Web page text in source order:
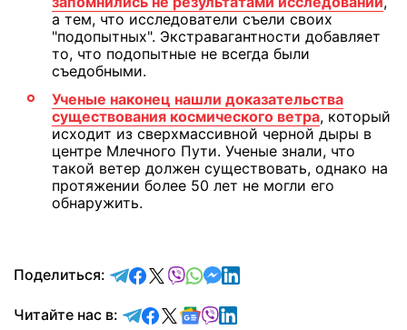
а тем, что исследователи съели своих
"подопытных". Экстравагантности добавляет
то, что подопытные не всегда были
съедобными.
Ученые наконец нашли доказательства
существования космического ветра, который
исходит из сверхмассивной черной дыры в
центре Млечного Пути. Ученые знали, что
такой ветер должен существовать, однако на
протяжении более 50 лет не могли его
обнаружить.
Поделиться: отправить в Telegram
поделиться в Facebook
поделиться в X
отправить в Viber
отправить в Whatsapp
отправить в Messenger
отправить в LinkedIn
Читайте нас в: Читайте в Telegram
Читайте в Facebook
Читайте в X
Читайте в Google news
Читайте в Viber
Читайте в LinkedIn